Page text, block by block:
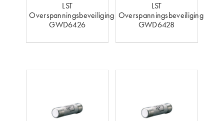
LST
Overspanningsbeveiliging
GWD6426
LST
Overspanningsbeveiliging
GWD6428